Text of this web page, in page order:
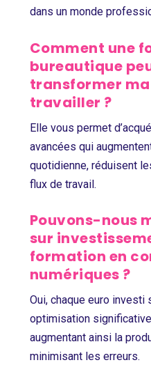
dans un monde
Comment une
bureautique
transformer
travailler ?
Elle vous permet
avancées qui
quotidienne, réduisent
flux de travail.
Pouvons-nous
sur
formation en
numériques ?
Oui, chaque euro investi
optimisation
augmentant ainsi la
minimisant les erreurs.